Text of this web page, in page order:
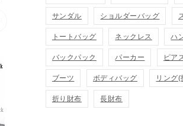
サンダル ショルダーバッグ
トートバッグ ネックレス ハ
バックパック パーカー ピア
ブーツ ボディバッグ リング(
折り財布 長財布